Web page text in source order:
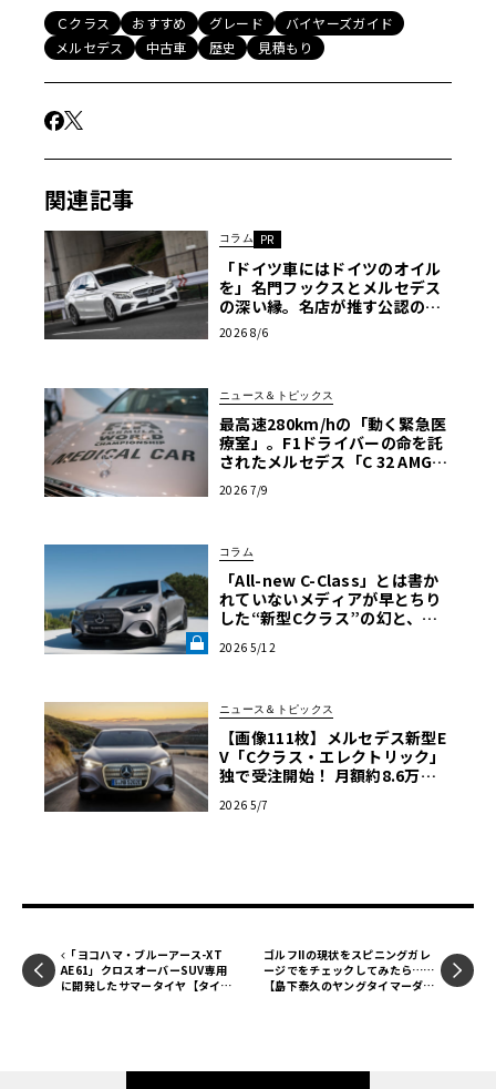
近年、フォルクスワーゲン・ゴルフのライバルとなるFFハ
ッチバック「Aクラス」や、「GLA」「GLC」などSUVを豊
富にラインアップするようになったメルセデスだが、やは
代表するメジャー・ネームだ。現行型は2014年登場の4代
現行型Cクラスは、2013年に6代目となったSクラス（W22
2）に次ぎ、新世代メルセデスのデザインを採用。躍動感あ
りも大型化しており、全長はついに4.7m前後に達し、全幅
も1.8mをオーバー。各ディティールがSクラスおよび追っ
て登場したEクラスに類似しており、ホイールベースが一気
に80mmも伸ばされたことで、上位クラスと並んでも、車
種の判別がつかないほどの存在感を持つようになった。こ
これらの革新性が評価され、Cクラスセダンは日本で「201
4-2015 インポート・カー・オブ・ザ・イヤー」を受賞、20
Ｃクラス おすすめ グレード
バイヤーズガイド
メルセデス
中古車 歴史 見積もり
関連記事
コラム PR
「ドイツ車にはドイツのオイル
を」名門フックスとメルセデス
の深い縁。名店が推す公認の安
心と、Cクラスで味わうシルキー
な走り〈PR〉
2026 8/6
ニュース＆トピックス
最高速280km/hの「動く緊急医
療室」。F1ドライバーの命を託
されたメルセデス「C 32 AMG」
2026 7/9
コラム
「All-new C-Class」とは書か
れていない――メディアが早とちり
した“新型Cクラス”の幻と、メ
太郎のツベコベイワセテ その
2026 5/12
ニュース＆トピックス
【画像111枚】メルセデス新型E
V「Cクラス・エレクトリック」
独で受注開始！ 月額約8.6万円
2026 5/7
「ヨコハマ・ブルーアース-XT
AE61」クロスオーバーSUV専用
に開発したサマータイヤ【タイヤ
ゴルフIIの現状をスピニングガレ
ージでをチェックしてみたら……
【島下泰久のヤングタイマーダイ